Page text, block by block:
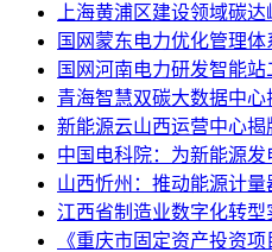
上海黄浦区建设领域碳
国网蒙东电力优化管理
国网河南电力研发智能
青海智慧双碳大数据中心
新能源云山西运营中心揭
中国电科院：为新能源
山西忻州：推动能源计
江西省制造业数字化转
《重庆市固定资产投资